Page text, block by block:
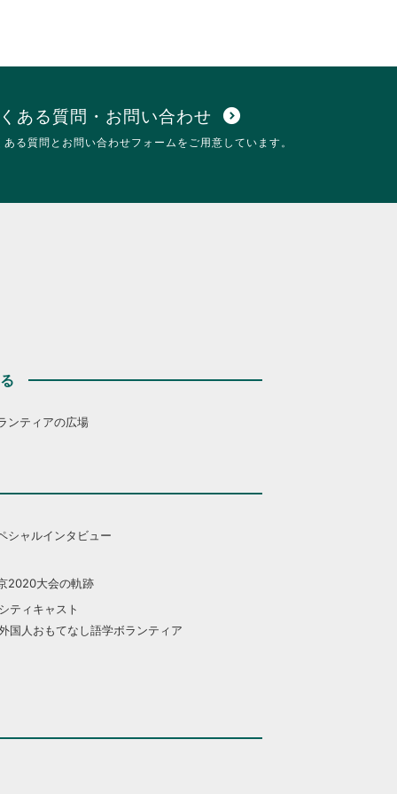
ある質問・お問い合わせ expand_circle_down
ある質問とお問い合わせフォームをご用意しています。
ンティアの広場
シャルインタビュー
2020大会の軌跡
シティキャスト
国人おもてなし語学ボランティア